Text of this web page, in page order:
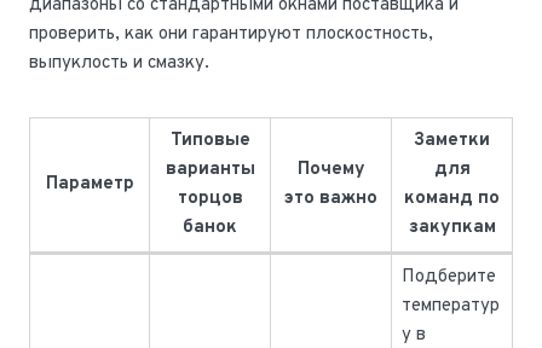
диапазоны со стандартными окнами поставщика и
проверить, как они гарантируют плоскостность,
выпуклость и смазку.
Параметр
Типовые
варианты
торцов
банок
Почему
это важно
Заметки
для
команд по
закупкам
Подберите
температур
у в